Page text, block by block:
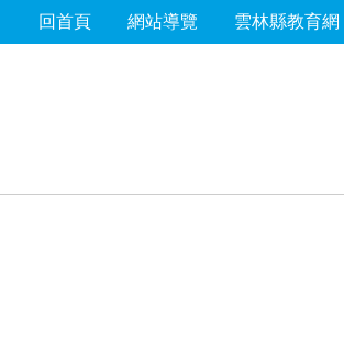
回首頁 網站導覽 雲林縣教育網